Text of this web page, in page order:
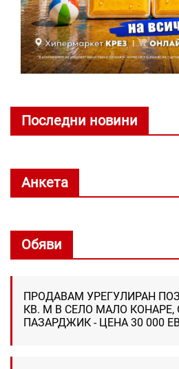
Последни новини
Анкета
Обяви
ПРОДАВАМ УРЕГУЛИРАН
КВ. М В СЕЛО МАЛО
ПАЗАРДЖИК - ЦЕНА 30 000